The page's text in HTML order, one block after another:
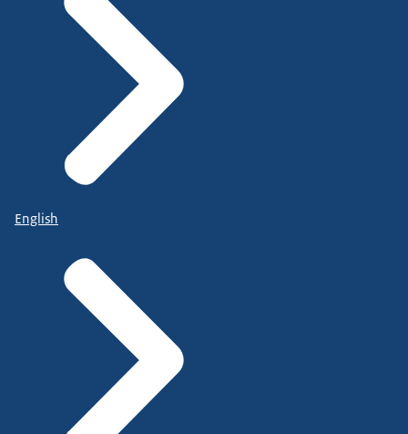
English